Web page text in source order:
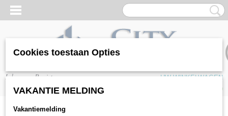
Inloggen Registreren
UW WINKELWAGEN
(0)
Cookies toestaan Opties
VAKANTIE MELDING
Vakantiemelding